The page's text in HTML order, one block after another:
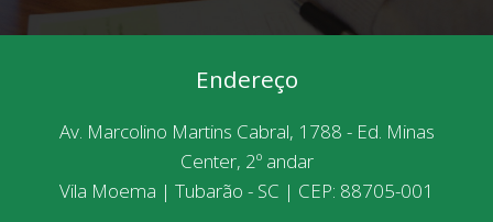
Endereço
Av. Marcolino Martins Cabral, 1788 - Ed. Minas
Center, 2º andar
Vila Moema | Tubarão - SC | CEP: 88705-001